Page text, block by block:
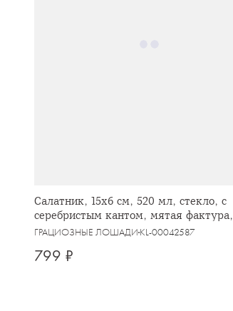
Салатник, 15х6 см, 520 мл, стекло, с
серебристым кантом, мятая фактура,
Pianо
ГРАЦИОЗНЫЕ ЛОШАДИ KL-00042587
799 ₽